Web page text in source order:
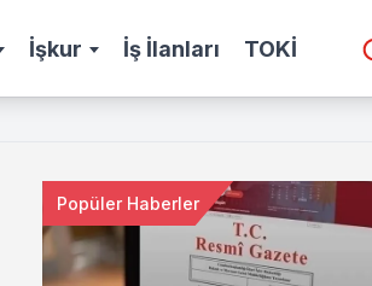
İşkur İş İlanları TOKİ
Popüler Haberler